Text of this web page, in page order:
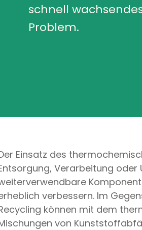
schnell
Problem.
Einsatz des
Verarbeitung
verbessern. Im
können mit dem
von